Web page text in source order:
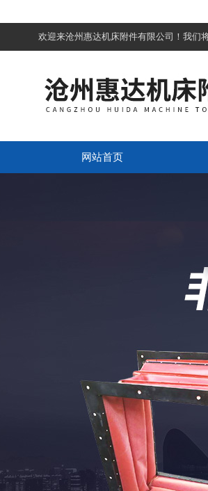
欢迎来沧州惠达机床附件有限公司！我们
网站首页